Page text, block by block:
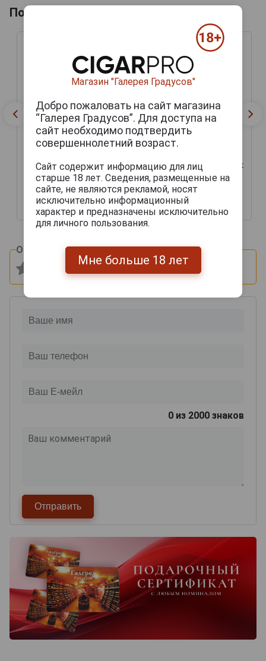
Похожие напитки по году производства
Napoleon 2016 Арманьяк
Барон Де Сигоньяк
Наполеон 2016г 0.7л в
подарочной упаковке
4 690 руб.
Napoleon 2016 Арманьяк
Барон Де Сигоньяк
Наполеон 2016г 0.7л в
подарочной упаковке
3 857 руб.
Оцените и напишите отзыв:
0 из 2000 знаков
Магазин "Галерея Градусов"
Добро пожаловать на сайт магазина
“Галерея Градусов”. Для доступа на
сайт необходимо подтвердить
совершеннолетний возраст.
Сайт содержит информацию для лиц
старше 18 лет. Сведения, размещенные на
сайте, не являются рекламой, носят
исключительно информационный
характер и предназначены исключительно
для личного пользования.
Мне больше 18 лет